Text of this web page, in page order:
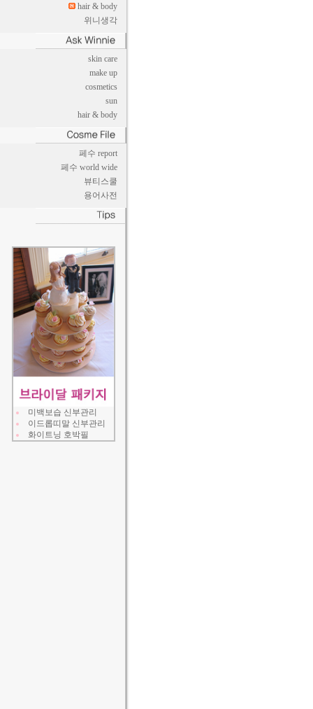
hair & body
위니생각
skin care
make up
cosmetics
sun
hair & body
페수 report
페수 world wide
뷰티스쿨
용어사전
미백보습 신부관리
이드롭띠말 신부관리
화이트닝 호박필